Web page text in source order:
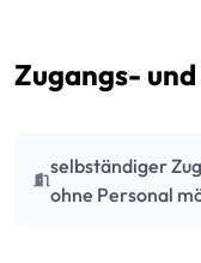
Zugangs-
selbständiger
ohne Personal